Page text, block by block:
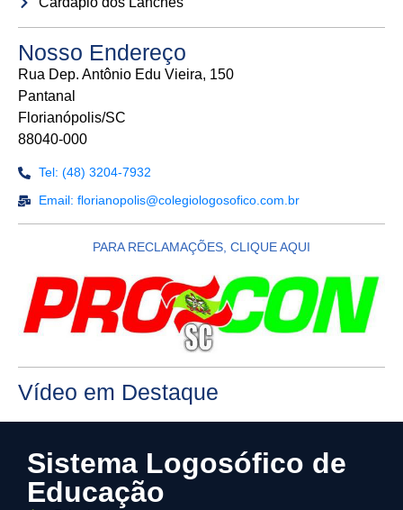
Nosso Endereço
Rua Dep. Antônio Edu Vieira, 150
Pantanal
Florianópolis/SC
88040-000
Tel: (48) 3204-7932
Email: florianopolis@colegiologosofico.com.br
PARA RECLAMAÇÕES, CLIQUE AQUI
Vídeo em Destaque
Sistema Logosófico de
Educação